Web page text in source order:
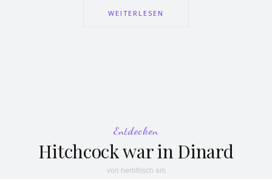
WEITERLESEN
Entdecken
Hitchcock war in Dinard
von herbfrisch am